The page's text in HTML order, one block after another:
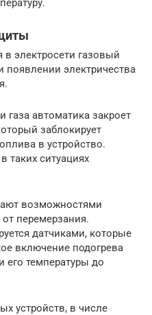
электросети газовый
появлении электричества
газа автоматика закроет
заблокирует
в устройство.
таких ситуациях
возможностями
перемерзания.
датчиками, которые
включение подогрева
его температуры до
устройств, в числе